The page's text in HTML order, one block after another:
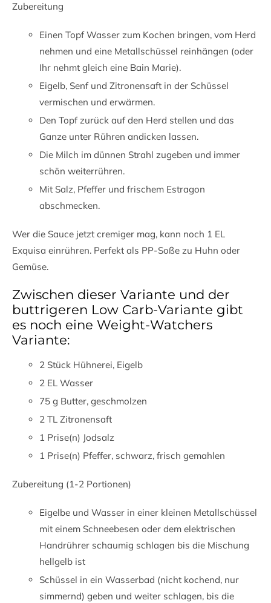
Zubereitung
Einen Topf Wasser zum Kochen bringen, vom Herd
nehmen und eine Metallschüssel reinhängen (oder
Ihr nehmt gleich eine Bain Marie).
Eigelb, Senf und Zitronensaft in der Schüssel
vermischen und erwärmen.
Den Topf zurück auf den Herd stellen und das
Ganze unter Rühren andicken lassen.
Die Milch im dünnen Strahl zugeben und immer
schön weiterrühren.
Mit Salz, Pfeffer und frischem Estragon
abschmecken.
Wer die Sauce jetzt cremiger mag, kann noch 1 EL
Exquisa einrühren. Perfekt als PP-Soße zu Huhn oder
Gemüse.
Zwischen dieser Variante und der
buttrigeren Low Carb-Variante gibt
es noch eine Weight-Watchers
Variante:
2 Stück Hühnerei, Eigelb
2 EL Wasser
75 g Butter, geschmolzen
2 TL Zitronensaft
1 Prise(n) Jodsalz
1 Prise(n) Pfeffer, schwarz, frisch gemahlen
Zubereitung (1-2 Portionen)
Eigelbe und Wasser in einer kleinen Metallschüssel
mit einem Schneebesen oder dem elektrischen
Handrührer schaumig schlagen bis die Mischung
hellgelb ist
Schüssel in ein Wasserbad (nicht kochend, nur
simmernd) geben und weiter schlagen, bis die